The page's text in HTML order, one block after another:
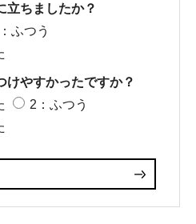
立ちましたか？
ふつう
けやすかったですか？
2：ふつう